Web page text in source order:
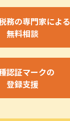
務の専門家による
無料相談
認証マークの
登録支援